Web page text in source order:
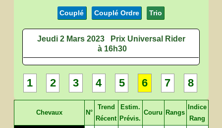
Couplé Couplé Ordre Trio
Jeudi 2 Mars 2023
Prix Universal Rider
à 16h30
1 2 3 4 5 6 7 8
Chevaux N°
Trend
Récent
Estim.
Prévis.
Couru Rangs
Indice
Rang